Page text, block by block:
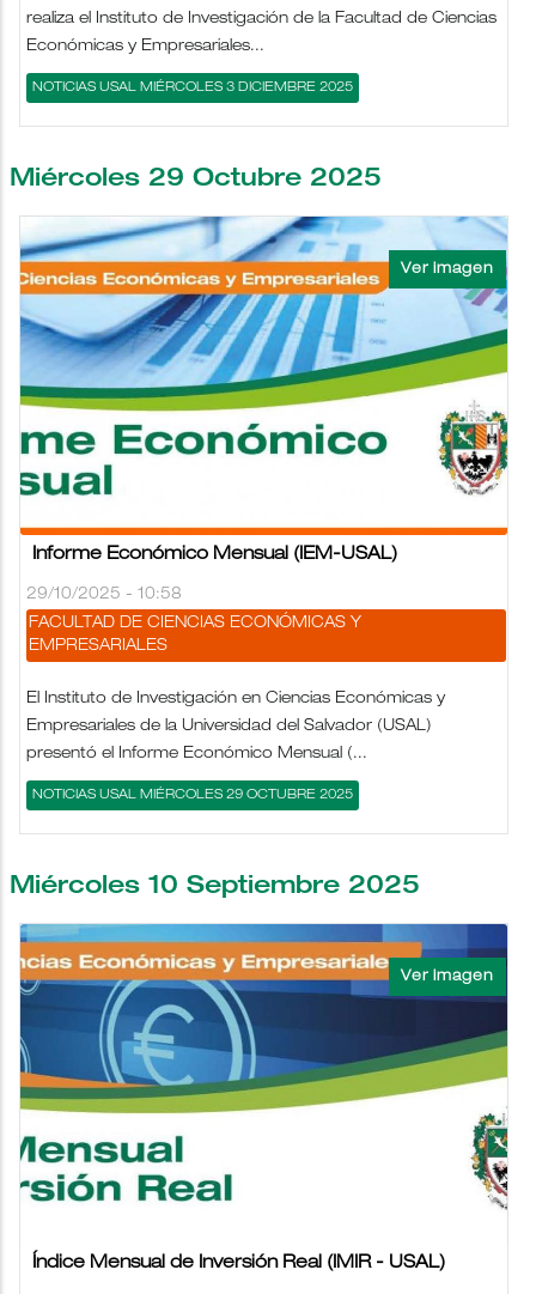
realiza el Instituto de Investigación de la Facultad de Ciencias
Económicas y Empresariales...
NOTICIAS USAL MIÉRCOLES 3 DICIEMBRE 2025
Miércoles 29 Octubre 2025
Informe Económico Mensual (IEM-USAL)
29/10/2025 - 10:58
FACULTAD DE CIENCIAS ECONÓMICAS Y
EMPRESARIALES
El Instituto de Investigación en Ciencias Económicas y
Empresariales de la Universidad del Salvador (USAL)
presentó el Informe Económico Mensual (...
NOTICIAS USAL MIÉRCOLES 29 OCTUBRE 2025
Miércoles 10 Septiembre 2025
Índice Mensual de Inversión Real (IMIR - USAL)